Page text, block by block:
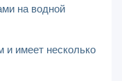
на водной
и имеет несколько